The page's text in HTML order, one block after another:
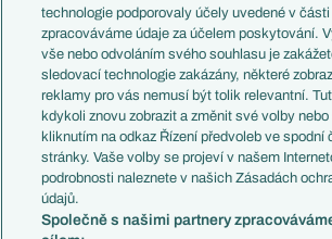
EuroSkauting
PL v kostce
Evropské koeficienty
Přestupy
Přestupové spekulace
Zranění
Kluby
Arsenal FC
Chelsea FC
Manchester United
Španělsko
Argentina
Brazílie
Přestupy
Zápasy
Livescore
Tipovací
technologie podporovaly účely uvedené v
zpracováváme údaje za účelem poskytování.
vše nebo odvoláním svého souhlasu je
sledovací technologie zakázány, některé
reklamy pro vás nemusí být tolik relevantní.
kdykoli znovu zobrazit a změnit své volby
kliknutím na odkaz Řízení předvoleb ve spodní
stránky. Vaše volby se projeví v našem
podrobnosti naleznete v našich Zásadách
údajů.
Společně s našimi partnery